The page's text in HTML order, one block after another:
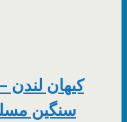
کیهان
سنگین